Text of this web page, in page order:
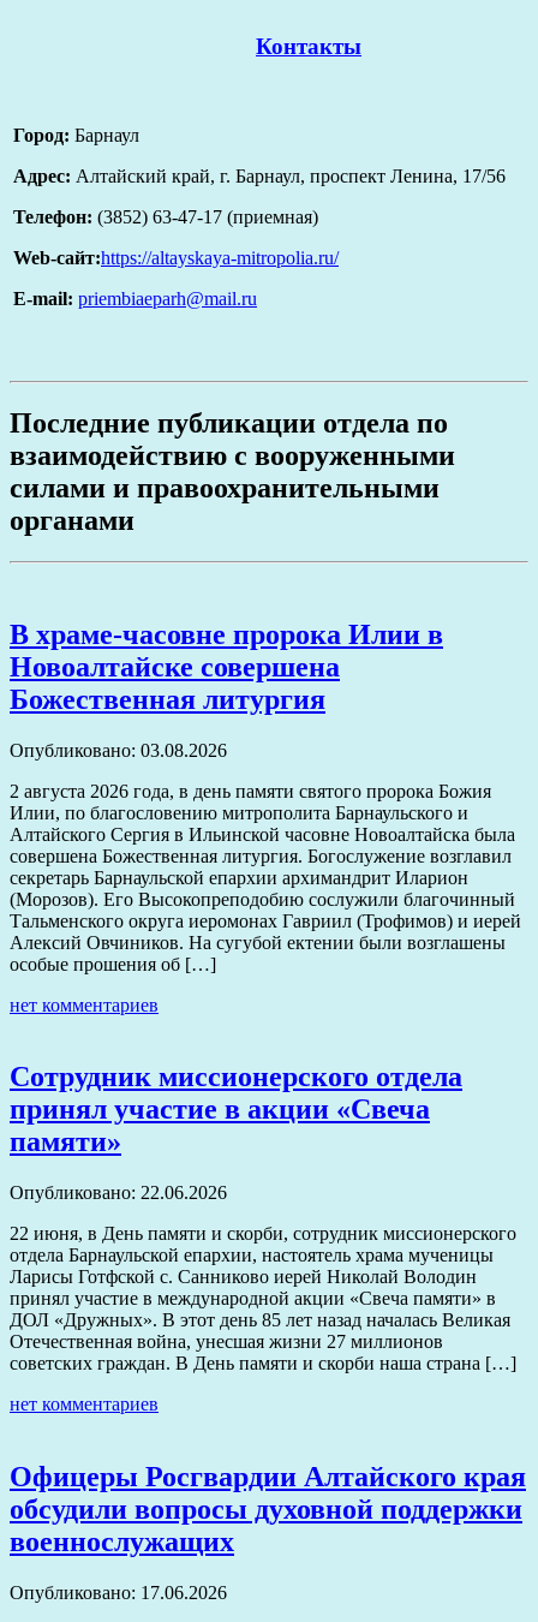
Контакты
Город: Барнаул
Адрес: Алтайский край, г. Барнаул, проспект Ленина, 17/56
Телефон: (3852) 63-47-17 (приемная)
Web-сайт:https://altayskaya-mitropolia.ru/
E-mail: priembiaeparh@mail.ru
Последние публикации отдела по
взаимодействию с вооруженными
силами и правоохранительными
органами
В храме-часовне пророка Илии в
Новоалтайске совершена
Божественная литургия
Опубликовано: 03.08.2026
2 августа 2026 года, в день памяти святого пророка Божия
Илии, по благословению митрополита Барнаульского и
Алтайского Сергия в Ильинской часовне Новоалтайска была
совершена Божественная литургия. Богослужение возглавил
секретарь Барнаульской епархии архимандрит Иларион
(Морозов). Его Высокопреподобию сослужили благочинный
Тальменского округа иеромонах Гавриил (Трофимов) и иерей
Алексий Овчиников. На сугубой ектении были возглашены
особые прошения об […]
нет комментариев
Сотрудник миссионерского отдела
принял участие в акции «Свеча
памяти»
Опубликовано: 22.06.2026
22 июня, в День памяти и скорби, сотрудник миссионерского
отдела Барнаульской епархии, настоятель храма мученицы
Ларисы Готфской с. Санниково иерей Николай Володин
принял участие в международной акции «Свеча памяти» в
ДОЛ «Дружных». В этот день 85 лет назад началась Великая
Отечественная война, унесшая жизни 27 миллионов
советских граждан. В День памяти и скорби наша страна […]
нет комментариев
Офицеры Росгвардии Алтайского края
обсудили вопросы духовной поддержки
военнослужащих
Опубликовано: 17.06.2026